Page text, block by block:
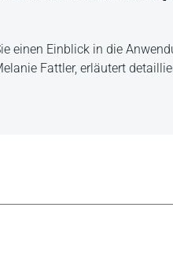
einen Einblick in die
Fattler, erläutert